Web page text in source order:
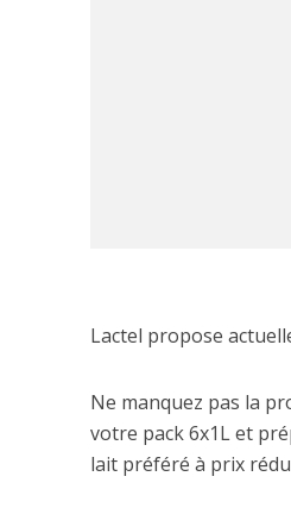
Lactel propose
Ne manquez pas la
votre pack 6x1L et
lait préféré à prix